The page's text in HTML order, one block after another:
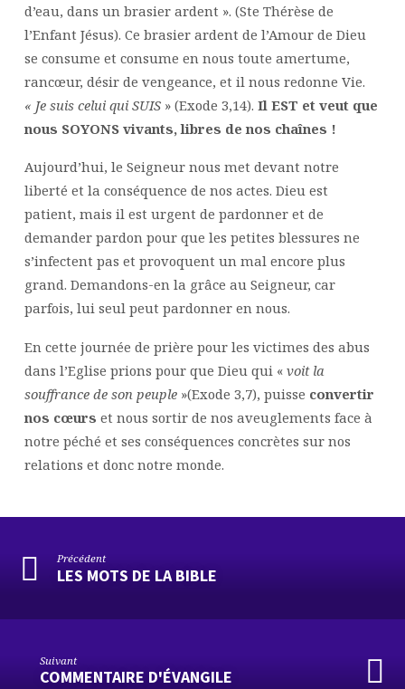
d’eau, dans un brasier ardent ». (Ste Thérèse de
l’Enfant Jésus). Ce brasier ardent de l’Amour de Dieu
se consume et consume en nous toute amertume,
rancœur, désir de vengeance, et il nous redonne Vie.
« Je suis celui qui SUIS » (Exode 3,14). Il EST et veut que
nous SOYONS vivants, libres de nos chaînes !
Aujourd’hui, le Seigneur nous met devant notre
liberté et la conséquence de nos actes. Dieu est
patient, mais il est urgent de pardonner et de
demander pardon pour que les petites blessures ne
s’infectent pas et provoquent un mal encore plus
grand. Demandons-en la grâce au Seigneur, car
parfois, lui seul peut pardonner en nous.
En cette journée de prière pour les victimes des abus
dans l’Eglise prions pour que Dieu qui « voit la
souffrance de son peuple »(Exode 3,7), puisse convertir
nos cœurs et nous sortir de nos aveuglements face à
notre péché et ses conséquences concrètes sur nos
relations et donc notre monde.
Précédent
LES MOTS DE LA BIBLE
Suivant
COMMENTAIRE D'ÉVANGILE